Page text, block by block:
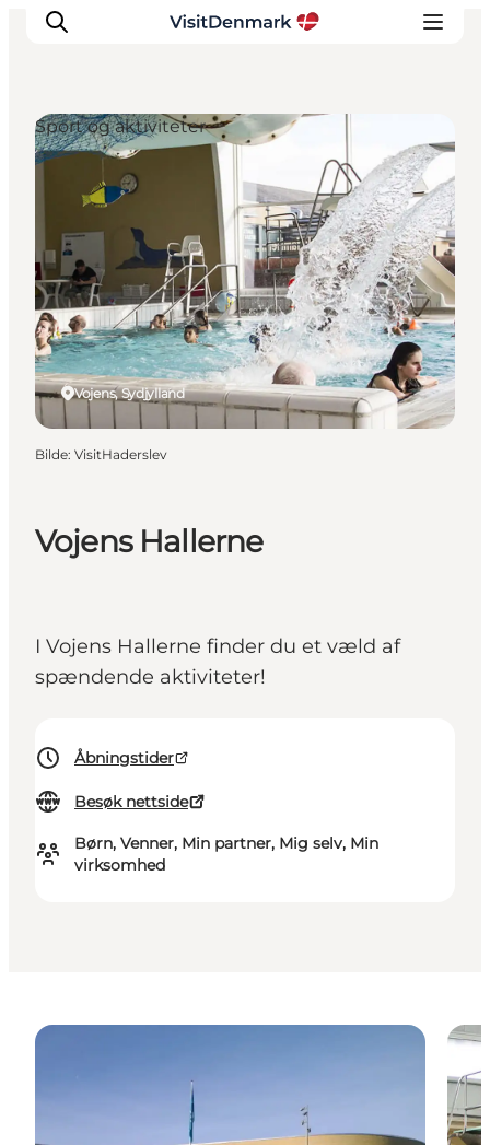
Inspirasjon
Reisemål
Aktiviteter
Overnatting
Planlegg reisen
Vojens Hallerne
I Vojens Hallerne finder du et væld af
spændende aktiviteter!
Åbningstider
Besøk nettside
Børn, Venner, Min partner, Mig selv, Min
virksomhed
Vojens, Sydjylland
Sport og aktiviteter
Bilde: VisitHaderslev